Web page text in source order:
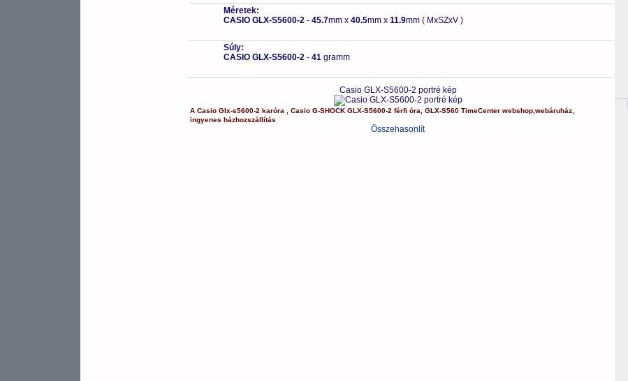
Méretek:
CASIO GLX-S5600-2- 45.7mm x 40.5mm x 11.9mm ( MxSZxV )
Súly:
CASIO GLX-S5600-2- 41 gramm
Casio GLX-S5600-2 portré kép
A Casio Glx-s5600-2 karóra Casio G-SHOCK GLX-S5600-2 férfi óra GLX-S560 TimeCenter webshop, webáruház,
ingyenes házhozszállítás
Összehasonlít